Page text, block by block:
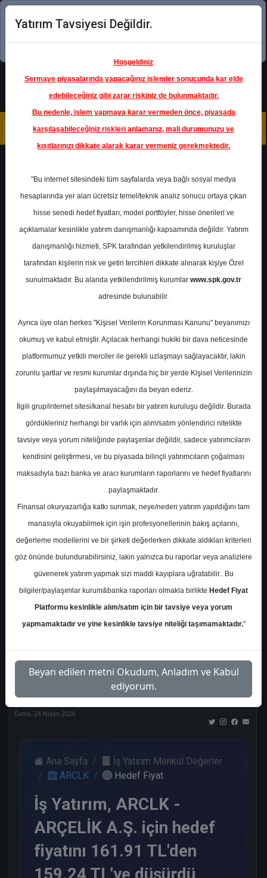
Şimdi uygulamayı indirin!
ARCLK- ARÇELİK A.Ş.
Hedef Fiyat 159.24 ₺
Getiri
%0.00
0 0
En Yüksek Tahmin
Ortalama Fiyat Tahmini
Ortalama Getiri Potansiyeli
Kurum Sayısı
17
6 4
Paralel
Get.
3
Üstü
Get.
2
Yok
1
1
Cuma, 24 Nisan 2026
Ana Sayfa
İş Yatırım Menkul Değerler
ARCLK
Hedef Fiyat
İş Yatırım, ARCLK -
ARÇELİK A.Ş. için hedef
fiyatını 161.91 TL'den
159.24 TL'ye düşürdü,
Yatırım Tavsiyesi Değildir.
Hoşgeldiniz
Sermaye piyasalarında yapacağınız işlemler sonucunda kar elde
edebileceğiniz gibi zarar riskiniz de bulunmaktadır.
Bu nedenle, işlem yapmaya karar vermeden önce, piyasada
karşılaşabileceğiniz riskleri anlamanız, mali durumunuzu ve
kısıtlarınızı dikkate alarak karar vermeniz gerekmektedir.
"Bu internet sitesindeki tüm sayfalarda veya bağlı sosyal medya
hesaplarında yer alan ücretsiz temel/teknik analiz sonucu ortaya çıkan
hisse senedi hedef fiyatları, model portföyler, hisse önerileri ve
açıklamalar kesinlikle yatırım danışmanlığı kapsamında değildir. Yatırım
danışmanlığı hizmeti, SPK tarafından yetkilendirilmiş kuruluşlar
tarafından kişilerin risk ve getiri tercihleri dikkate alınarak kişiye Özel
sunulmaktadır. Bu alanda yetkilendirilmiş kurumlar www.spk.gov.tr
adresinde bulunabilir.
Ayrıca üye olan herkes "Kişisel Verilerin Korunması Kanunu" beyanımızı
okumuş ve kabul etmiştir. Açılacak herhangi hukiki bir dava neticesinde
platformumuz yetkili merciler ile gerekli uzlaşmayı sağlayacaktır, lakin
zorunlu şartlar ve resmi kurumlar dışında hiç bir yerde Kişisel Verilerinizin
paylaşılmayacağını da beyan ederiz.
İlgili grup/internet sitesi/kanal hesabı bir yatırım kuruluşu değildir. Burada
gördükleriniz herhangi bir varlık için alım/satım yönlendirici nitelikte
tavsiye veya yorum niteliğinde paylaşımlar değildir, sadece yatırımcıların
kendisini geliştirmesi, ve bu piyasada bilinçli yatırımcıların çoğalması
maksadıyla bazı banka ve aracı kurumların raporlarını ve hedef fiyatlarını
paylaşmaktadır.
Finansal okuryazarlığa katkı sunmak, neye/neden yatırım yapıldığını tam
manasıyla okuyabilmek için işin profesyonellerinin bakış açılarını,
değerleme modellerini ve bir şirketi değerlerken dikkate aldıkları kriterleri
göz önünde bulundurabilirsiniz, lakin yalnızca bu raporlar veya analizlere
güvenerek yatırım yapmak sizi maddi kayıplara uğratabilir.. Bu
bilgiler/paylaşımlar kurum&banka raporları olmakla birlikte Hedef Fiyat
Platformu kesinlikle alım/satım için bir tavsiye veya yorum
yapmamaktadır ve yine kesinlikle tavsiye niteliği taşımamaktadır."
Beyan edilen metni Okudum, Anladım ve Kabul
ediyorum.